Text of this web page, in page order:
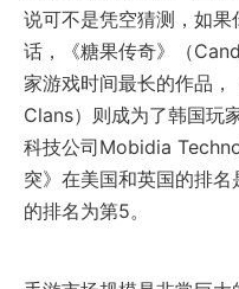
说可不是凭空猜测，如
话，《糖果传奇》（
家游戏时间最长的作品
Clans）则成为了韩国玩
科技公司Mobidia
突》在美国和英国的排
的排名为第5。